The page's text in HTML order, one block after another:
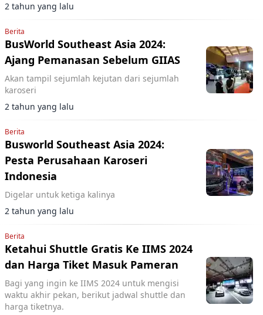
2 tahun yang lalu
Berita
BusWorld Southeast Asia 2024:
Ajang Pemanasan Sebelum GIIAS
Akan tampil sejumlah kejutan dari sejumlah
karoseri
2 tahun yang lalu
Berita
Busworld Southeast Asia 2024:
Pesta Perusahaan Karoseri
Indonesia
Digelar untuk ketiga kalinya
2 tahun yang lalu
Berita
Ketahui Shuttle Gratis Ke IIMS 2024
dan Harga Tiket Masuk Pameran
Bagi yang ingin ke IIMS 2024 untuk mengisi
waktu akhir pekan, berikut jadwal shuttle dan
harga tiketnya.